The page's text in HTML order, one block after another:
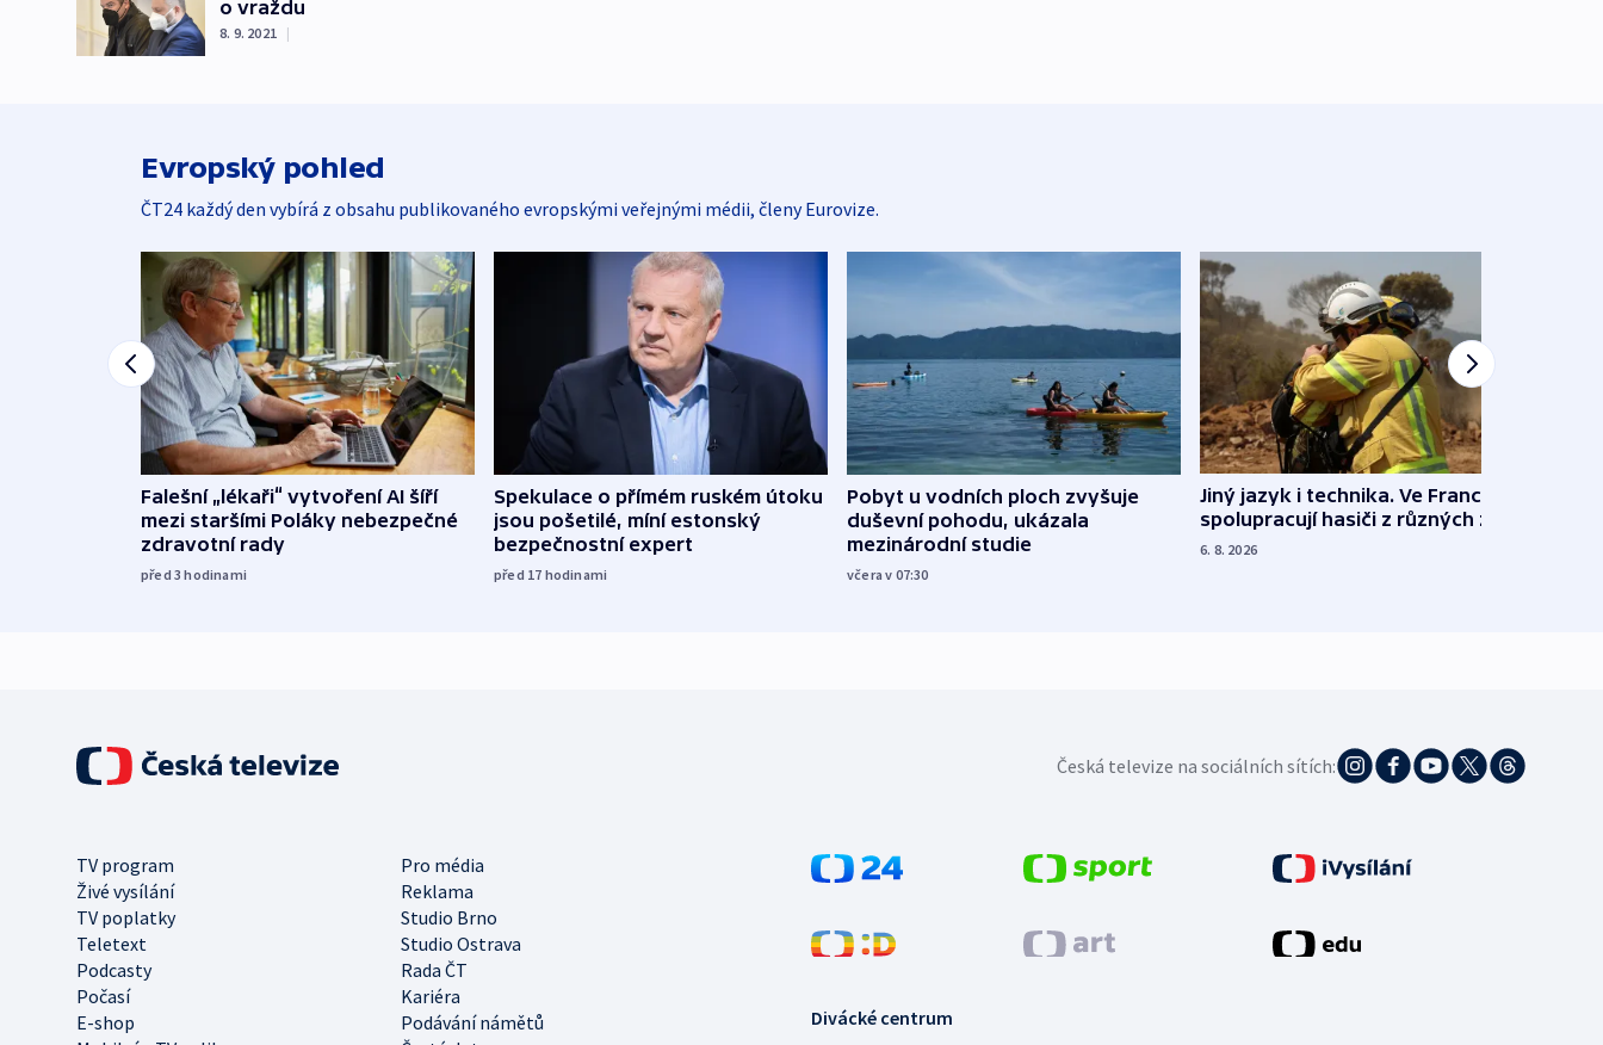
o vraždu
8. 9. 2021 |
Evropský pohled
ČT24 každý den vybírá z obsahu publikovaného evropskými veřejnými médii, členy Eurovize.
Falešní „lékaři“ vytvoření AI šíří
mezi staršími Poláky nebezpečné
zdravotní rady
před 3hodinami
Spekulace o přímém ruském útoku
jsou pošetilé, míní estonský
bezpečnostní expert
před 17 hodinami
Pobyt u vodních ploch zvyšuje
duševní pohodu, ukázala
mezinárodní studie
včera v 07:30
Jiný jazyk i technika. Ve Francii
spolupracují hasiči z různých zemí
6. 8. 2026
Česká televize na sociálních sítích:
TV program
Pro média
Živé vysílání
Reklama
TV poplatky
Studio Brno
Teletext
Studio Ostrava
Podcasty
Rada ČT
Počasí
Kariéra
E-shop
Podávání námětů
Divácké centrum